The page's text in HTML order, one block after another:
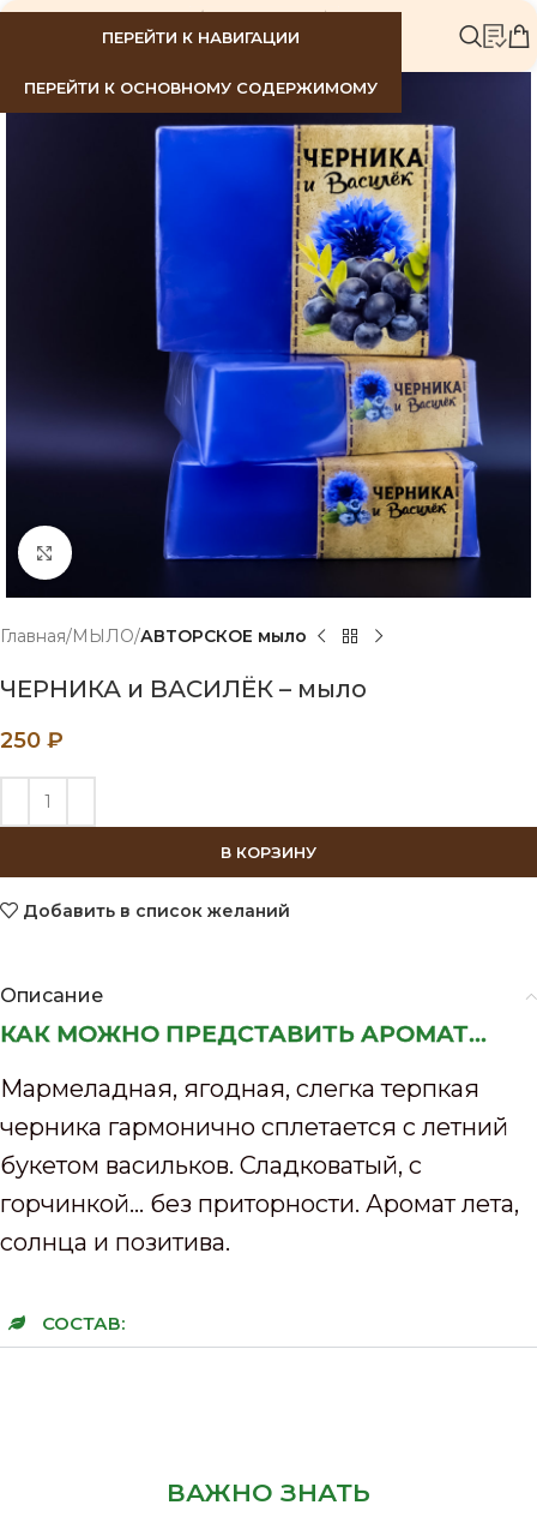
ПЕРЕЙТИ К НАВИГАЦИИ
ПЕРЕЙТИ К ОСНОВНОМУ СОДЕРЖИМОМУ
Нажмите, чтобы увеличить
Главная МЫЛО АВТОРСКОЕ мыло
ЧЕРНИКА и ВАСИЛЁК – мыло
250 ₽
В КОРЗИНУ
Добавить в список желаний
Описание
КАК МОЖНО ПРЕДСТАВИТЬ АРОМАТ...
Мармеладная, ягодная, слегка терпкая
черника гармонично сплетается с летний
букетом васильков. Сладковатый, с
горчинкой… без приторности. Аромат лета,
солнца и позитива.
СОСТАВ:
ВАЖНО ЗНАТЬ